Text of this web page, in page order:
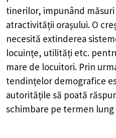
tinerilor, impunând
atractivității orașului. O
necesită extinderea
locuințe, utilități etc.
mare de locuitori. Prin
tendințelor demografice
autoritățile să poată
schimbare pe termen